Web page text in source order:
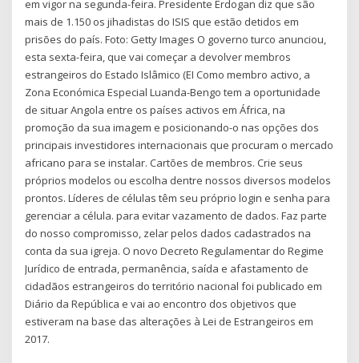
em vigor na segunda-feira. Presidente Erdogan diz que são
mais de 1.150 os jihadistas do ISIS que estão detidos em
prisões do país. Foto: Getty Images O governo turco anunciou,
esta sexta-feira, que vai começar a devolver membros
estrangeiros do Estado Islâmico (EI Como membro activo, a
Zona Económica Especial Luanda-Bengo tem a oportunidade
de situar Angola entre os países activos em África, na
promoção da sua imagem e posicionando-o nas opções dos
principais investidores internacionais que procuram o mercado
africano para se instalar. Cartões de membros. Crie seus
próprios modelos ou escolha dentre nossos diversos modelos
prontos. Líderes de células têm seu próprio login e senha para
gerenciar a célula. para evitar vazamento de dados. Faz parte
do nosso compromisso, zelar pelos dados cadastrados na
conta da sua igreja. O novo Decreto Regulamentar do Regime
Jurídico de entrada, permanência, saída e afastamento de
cidadãos estrangeiros do território nacional foi publicado em
Diário da República e vai ao encontro dos objetivos que
estiveram na base das alterações à Lei de Estrangeiros em
2017.